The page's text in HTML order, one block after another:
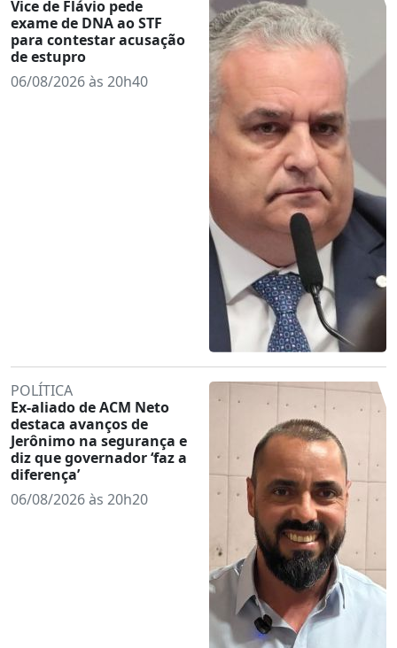
Vice de Flávio pede
exame de DNA ao STF
para contestar acusação
de estupro
06/08/2026 às 20h40
POLÍTICA
Ex-aliado de ACM Neto
destaca avanços de
Jerônimo na segurança e
diz que governador ‘faz a
diferença’
06/08/2026 às 20h20